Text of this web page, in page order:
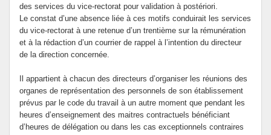
des services du vice-rectorat pour validation à postériori.
Le constat d’une absence liée à ces motifs conduirait les services
du vice-rectorat à une retenue d’un trentième sur la rémunération
et à la rédaction d’un courrier de rappel à l’intention du directeur
de la direction concernée.
Il appartient à chacun des directeurs d’organiser les réunions des
organes de représentation des personnels de son établissement
prévus par le code du travail à un autre moment que pendant les
heures d’enseignement des maitres contractuels bénéficiant
d’heures de délégation ou dans les cas exceptionnels contraires